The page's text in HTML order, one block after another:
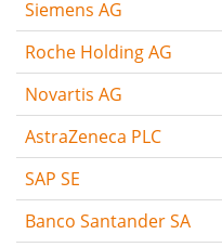
Siemens AG
Roche Holding AG
Novartis AG
AstraZeneca PLC
SAP SE
Banco Santander SA